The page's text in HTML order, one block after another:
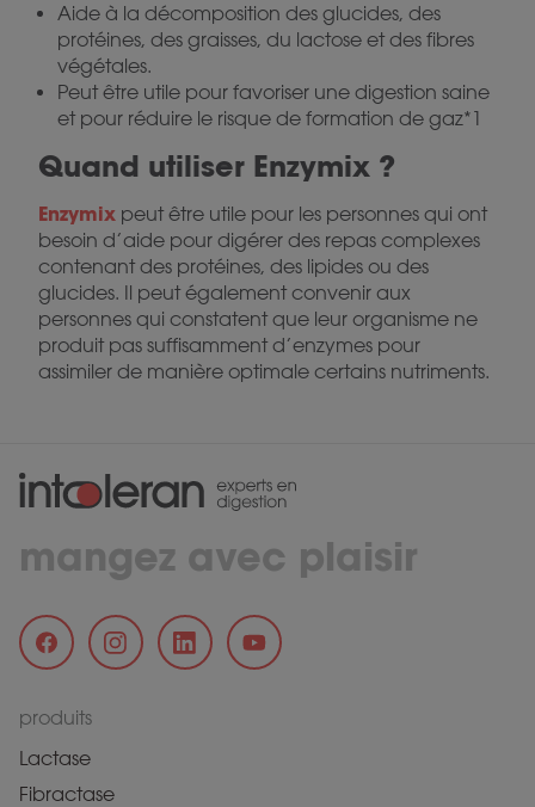
Aide à la décomposition des glucides, des
protéines, des graisses, du lactose et des fibres
végétales.
Peut être utile pour favoriser une digestion saine
et pour réduire le risque de formation de gaz*1
Quand utiliser Enzymix ?
Enzymix peut être utile pour les personnes qui ont
besoin d’aide pour digérer des repas complexes
contenant des protéines, des lipides ou des
glucides. Il peut également convenir aux
personnes qui constatent que leur organisme ne
produit pas suffisamment d’enzymes pour
assimiler de manière optimale certains nutriments.
mangez avec plaisir
produits
Lactase
Fibractase